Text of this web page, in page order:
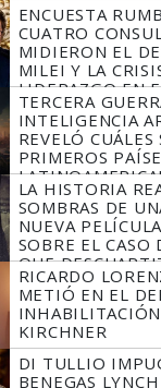
ENCUESTA
CUATRO
MIDIERON EL
MILEI Y LA
LIDERAZGO EN
TERCERA
INTELIGENCIA
REVELÓ CUÁLES
PRIMEROS
DERROTADOS
LA HISTORIA
SOMBRAS DE
NUEVA
SOBRE EL CASO
QUE
MARIDO
RICARDO
METIÓ EN EL
KIRCHNER
DI TULLIO
BENEGAS